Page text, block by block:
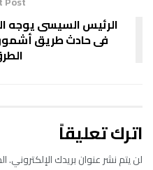
الرئيس السيسى يوجه
فى حادث طريق
اترك تعليقاً
لن يتم نشر عنوان بريدك الإلكتروني.